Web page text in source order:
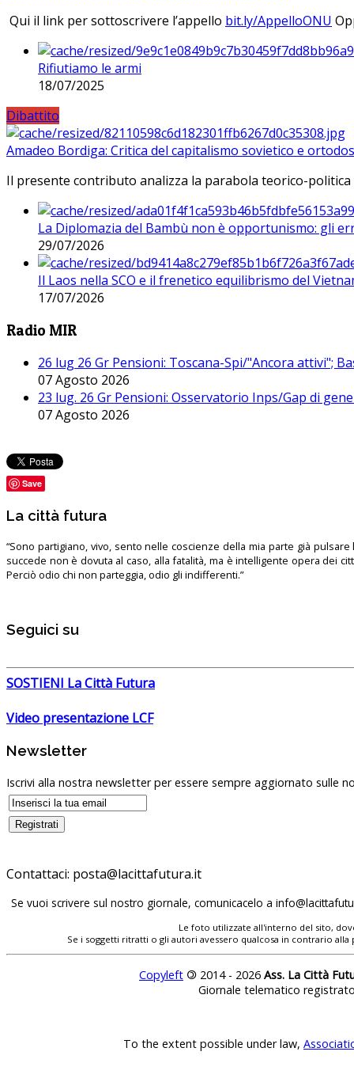
Qui il link per sottoscrivere l’appello bit.ly/AppelloONU
Rifiutiamo le armi
18/07/2025
Dibattito
Amadeo Bordiga: Critica del capitalismo sovietico e
Il presente contributo analizza la parabola teorico-
La Diplomazia del Bambù non è opportunismo: gli
29/07/2026
Il Laos nella SCO e il frenetico equilibrismo del
17/07/2026
Radio MIR
26 lug 26 Gr Pensioni: Toscana-Spi/"Ancora attivi";
07 Agosto 2026
23 lug. 26 Gr Pensioni: Osservatorio Inps/Gap di
07 Agosto 2026
Save
La città futura
“Sono partigiano, vivo, sento nelle coscienze della mia parte già pulsare
succede non è dovuta al caso, alla fatalità, ma è intelligente opera dei
Perciò odio chi non parteggia, odio gli indifferenti.”
Seguici su
SOSTIENI La Città Futura
Video presentazione LCF
Newsletter
Iscrivi alla nostra newsletter per essere sempre aggiornato sulle
Contattaci: posta@lacittafutura.it
Se vuoi scrivere sul nostro giornale, comunicacelo a
Le foto utilizzate all'interno del sito,
Se i soggetti ritratti o gli autori avessero qualcosa in contrario
Copyleft © 2014 - 2026 Ass. La Città
Giornale telematico
To the extent possible under law,